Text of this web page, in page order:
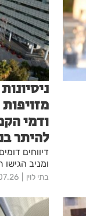
ודמי
להיתר
ומניב
בתי לוין